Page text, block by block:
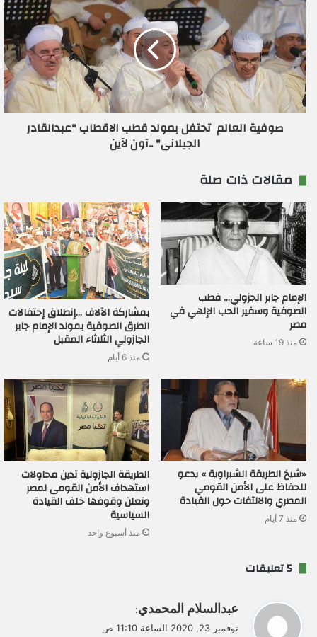
صوفية العالم تحتفل بمولد قطب الاقطاب "عبدالقادر
الجيلاني" ..آون لآين
مقالات ذات صلة
الإمام جابر الجزولي… قطب
الصوفية وسفير الحب الإلهي في
مصر
منذ 19 ساعة
بمشاركة الآلاف …إنطلاق إحتفالات
الطرق الصوفية بمولد الإمام جابر
الجازولي الثلاثاء المقبل
منذ 6 أيام
«شيخ الطريقة الشبراوية » يدعو
للحفاظ على الأمن القومي
المصري والالتفات حول القيادة
منذ 7 أيام
الطريقة الجازولية تدين محاولات
استهداف الأمن القومى لمصر
وتعلن وقوفها خلف القيادة
السياسية
منذ أسبوع واحد
‫5 تعليقات
ي
عبدالسلام المحمدي:
نوفمبر 23, 2020 الساعة 11:10 ص